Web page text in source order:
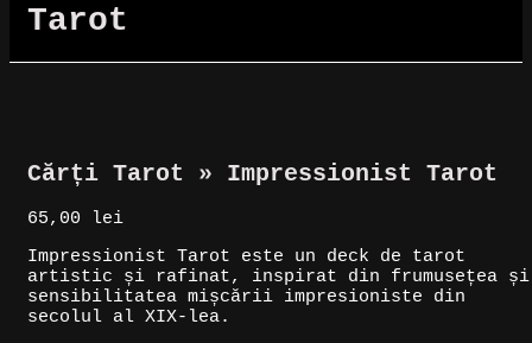
Tarot
Cărți Tarot » Impressionist Tarot
65,00
lei
Impressionist Tarot este un deck de tarot
artistic și rafinat, inspirat din frumusețea și
sensibilitatea mișcării impresioniste din
secolul al XIX-lea.